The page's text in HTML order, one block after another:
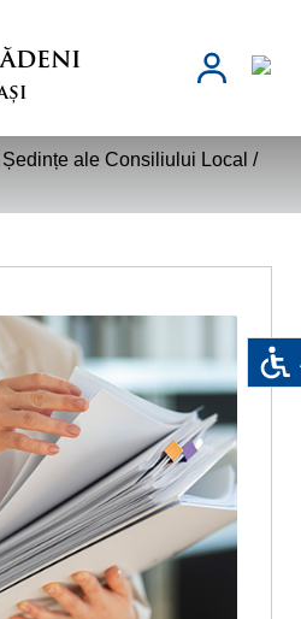
Ședințe ale Consiliului Local /